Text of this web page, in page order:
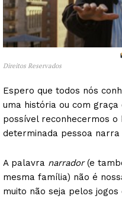
Direitos Reservados
Espero que todos nós
uma história ou com
possível reconhecermos
determinada pessoa
A palavra narrador(e
mesma família) não é
muito não seja pelos